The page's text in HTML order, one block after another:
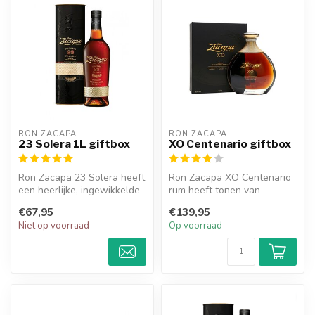
RON ZACAPA
23 Solera 1L giftbox
Ron Zacapa 23 Solera heeft
een heerlijke, ingewikkelde
€67,95
Niet op voorraad
RON ZACAPA
XO Centenario giftbox
Ron Zacapa XO Centenario
rum heeft tonen van
kruidige eik...
€139,95
Op voorraad